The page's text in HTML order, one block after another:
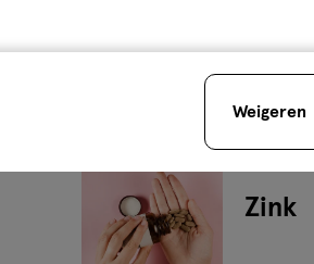
nodig?
Zink
Weigeren